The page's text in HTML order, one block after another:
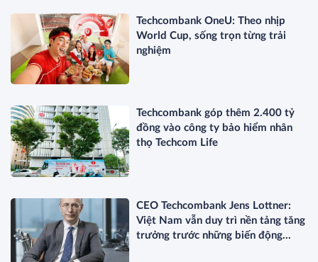
Techcombank OneU: Theo nhịp
World Cup, sống trọn từng trải
nghiệm
Techcombank góp thêm 2.400 tỷ
đồng vào công ty bảo hiểm nhân
thọ Techcom Life
CEO Techcombank Jens Lottner:
Việt Nam vẫn duy trì nền tảng tăng
trưởng trước những biến động